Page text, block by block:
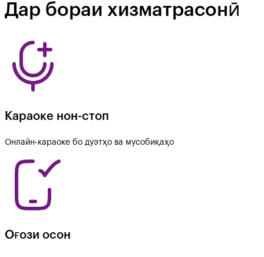
Дар бораи хизматрасонӣ
Караоке нон-стоп
Онлайн-караоке бо дуэтҳо ва мусобиқаҳо
Оғози осон